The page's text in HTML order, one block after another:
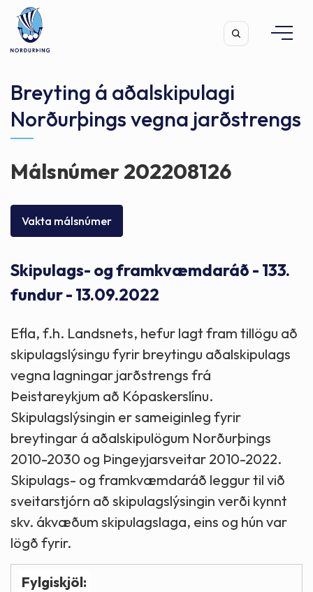
Leita
Breyting á aðalskipulagi
Norðurþings vegna jarðstrengs
Málsnúmer 202208126
Vakta málsnúmer
Skipulags- og framkvæmdaráð - 133.
fundur - 13.09.2022
Efla, f.h. Landsnets, hefur lagt fram tillögu að
skipulagslýsingu fyrir breytingu aðalskipulags
vegna lagningar jarðstrengs frá
Þeistareykjum að Kópaskerslínu.
Skipulagslýsingin er sameiginleg fyrir
breytingar á aðalskipulögum Norðurþings
2010-2030 og Þingeyjarsveitar 2010-2022.
Skipulags- og framkvæmdaráð leggur til við
sveitarstjórn að skipulagslýsingin verði kynnt
skv. ákvæðum skipulagslaga, eins og hún var
lögð fyrir.
Fylgiskjöl: